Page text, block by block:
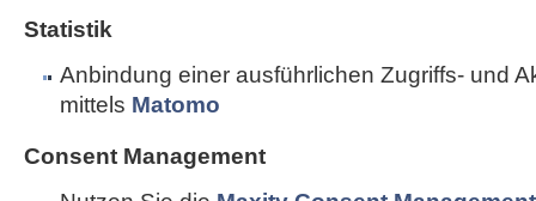
Statistik
Anbindung einer ausführlichen Zugriffs- und
mittels Matomo
Consent Management